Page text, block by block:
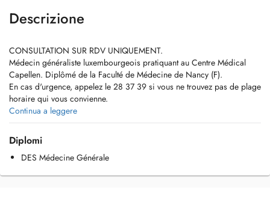
Descrizione
CONSULTATION SUR RDV UNIQUEMENT.
Médecin généraliste luxembourgeois pratiquant au Centre Médical
Capellen. Diplômé de la Faculté de Médecine de Nancy (F).
En cas d'urgence, appelez le 28 37 39 si vous ne trouvez pas de plage
horaire qui vous convienne.
Tout rendez-vous non honoré ou annulé à moins de 24 heures sera
facturé.
Pas de consultation d'enfants de moins de 6 mois.
Continua a leggere
Diplomi
DES Médecine Générale